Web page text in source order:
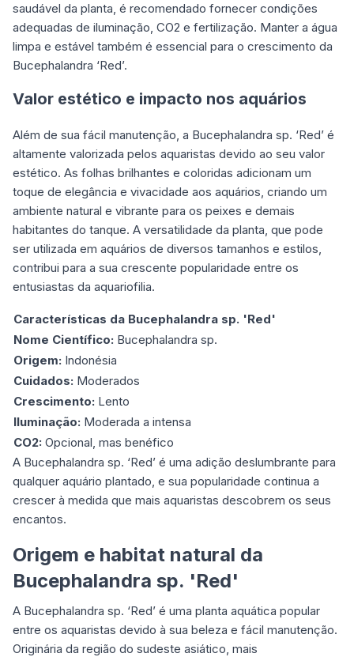
saudável da planta, é recomendado fornecer condições
adequadas de iluminação, CO2 e fertilização. Manter a água
limpa e estável também é essencial para o crescimento da
Bucephalandra ‘Red’.
Valor estético e impacto nos aquários
Além de sua fácil manutenção, a Bucephalandra sp. ‘Red’ é
altamente valorizada pelos aquaristas devido ao seu valor
estético. As folhas brilhantes e coloridas adicionam um
toque de elegância e vivacidade aos aquários, criando um
ambiente natural e vibrante para os peixes e demais
habitantes do tanque. A versatilidade da planta, que pode
ser utilizada em aquários de diversos tamanhos e estilos,
contribui para a sua crescente popularidade entre os
entusiastas da aquariofilia.
Características da Bucephalandra sp. 'Red'
Nome Científico: Bucephalandra sp.
Origem: Indonésia
Cuidados: Moderados
Crescimento: Lento
Iluminação: Moderada a intensa
CO2: Opcional, mas benéfico
A Bucephalandra sp. ‘Red’ é uma adição deslumbrante para
qualquer aquário plantado, e sua popularidade continua a
crescer à medida que mais aquaristas descobrem os seus
encantos.
Origem e habitat natural da
Bucephalandra sp. 'Red'
A Bucephalandra sp. ‘Red’ é uma planta aquática popular
entre os aquaristas devido à sua beleza e fácil manutenção.
Originária da região do sudeste asiático, mais